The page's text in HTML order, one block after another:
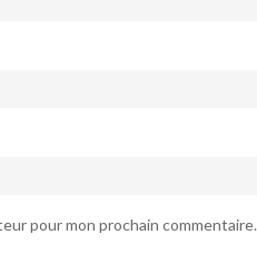
pour mon prochain commentaire.